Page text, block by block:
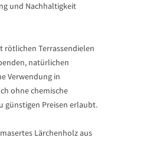
und Nachhaltigkeit
rötlichen Terrassendielen
natürlichen
Verwendung in
ohne chemische
günstigen Preisen erlaubt.
Lärchenholz aus